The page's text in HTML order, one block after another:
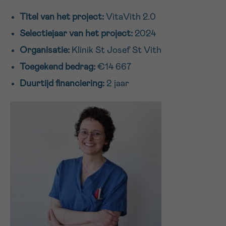
Titel van het project: VitaVith 2.0
Selectiejaar van het project: 2024
Organisatie: Klinik St Josef St Vith
Toegekend bedrag: €14 667
Duurtijd financiering: 2 jaar
VOORNAAM
EMAIL
Ja, stuur mij de nieuwsbrief
Ik aanvaard de gebruiksvoorwaarden
*VERPLICHT VELD
16h-18h
Verder